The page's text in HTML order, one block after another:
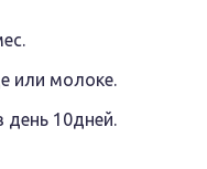
или молоке.
день 10дней.